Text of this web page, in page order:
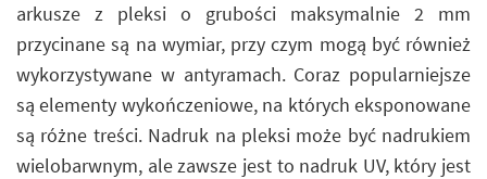
arkusze z pleksi o grubości maksymalnie 2 mm
przycinane są na wymiar, przy czym mogą być również
wykorzystywane w antyramach. Coraz popularniejsze
są elementy wykończeniowe, na których eksponowane
są różne treści. Nadruk na pleksi może być nadrukiem
wielobarwnym, ale zawsze jest to nadruk UV, który jest